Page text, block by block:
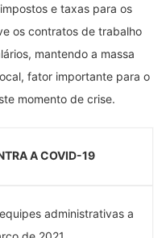
e taxas para os
os contratos de trabalho
mantendo a massa
fator importante para o
momento de crise.
A COVID-19
administrativas a